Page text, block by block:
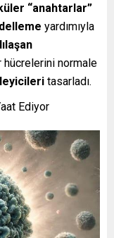
“anahtarlar”
yardımıyla
hücrelerini normale
tasarladı.
Ediyor